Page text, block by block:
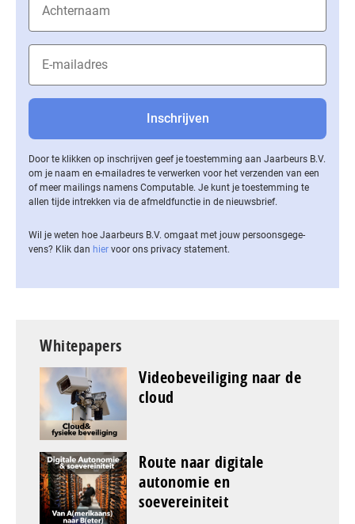
Door te klikken op inschrijven geef je toestemming aan Jaarbeurs B.V.
om je naam en e-mailadres te verwerken voor het verzenden van een
of meer mailings namens Computable. Je kunt je toestemming te
allen tijde intrekken via de af­meld­func­tie in de nieuwsbrief.
Wil je weten hoe Jaarbeurs B.V. omgaat met jouw per­soons­ge­ge­
vens? Klik dan hier voor ons privacy statement.
Whitepapers
Videobeveiliging naar de
cloud
Route naar digitale
autonomie en
soevereiniteit